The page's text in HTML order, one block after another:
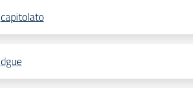
capitolato
dgue